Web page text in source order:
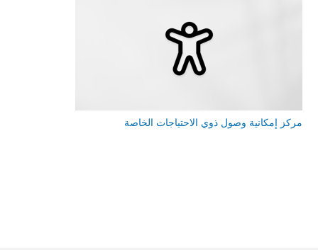
مركز إمكانية وصول ذوي الاحتياجات الخاصة